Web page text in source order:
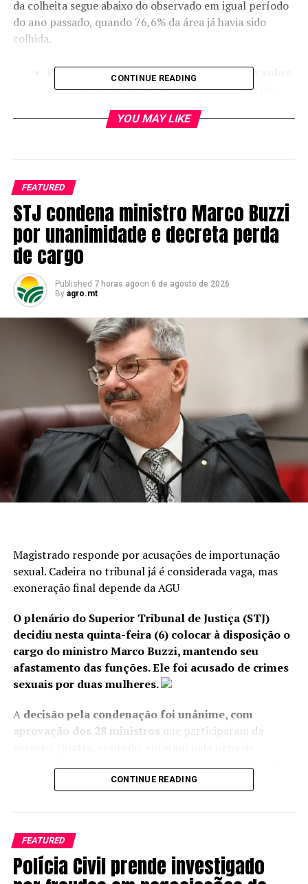
da colheita segue abaixo do observado em igual período
do ano passado, quando 76,6% da área já havia sido
colhida.
Fique por dentro das principais notícias sobre
a soja: acesse a comunidade Soja Brasil no
Na comparação com a média histórica para o período,
O post Colheita de soja no Brasil atinge 68,8%, aponta
consultoria apareceu primeiro em Canal Rural.
RELATED TOPICS:
Conheça o tamanduá-da-soja, praga que pertence à
segunda família mais diversa do mundo
DON'T MISS
Trade turístico debate ampliação de voos regionais e
conexão com Santa Cruz
CONTINUE READING
YOU MAY LIKE
FEATURED
STJ condena ministro Marco Buzzi
por unanimidade e decreta perda
de cargo
Published 7 horas agoon 6 de agosto de 2026
By agro.mt
Magistrado responde por acusações de importunação
sexual. Cadeira no tribunal já é considerada vaga, mas
exoneração final depende da AGU
O plenário do Superior Tribunal de Justiça (STJ)
decidiu nesta quinta-feira (6) colocar à disposição o
cargo do ministro Marco Buzzi, mantendo seu
afastamento das funções. Ele foi acusado de crimes
sexuais por duas mulheres.
A decisão pela condenação foi unânime, com
aprovação dos 28 ministros que participaram da
implica a perda de cargo. Neste ponto, ficaram vencidos
os ministros João Otávio de Noronha, Moura Ribeiro,
Regina Helena Costa e Gurgel de Faria.
A aplicação da pena de disponibilidade com perda
de cargo a um magistrado brasileiro é inédita, sendo
a primeira vez que isso ocorre após o Conselho
CONTINUE READING
FEATURED
Polícia Civil prende investigado